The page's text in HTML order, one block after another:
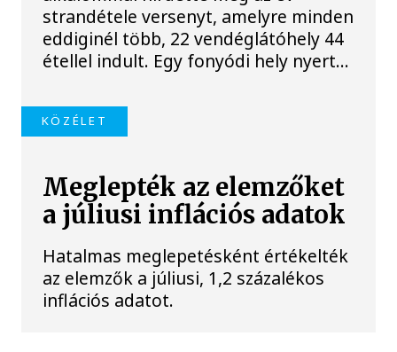
strandétele versenyt, amelyre minden
eddiginél több, 22 vendéglátóhely 44
étellel indult. Egy fonyódi hely nyert...
KÖZÉLET
Meglepték az elemzőket
a júliusi inflációs adatok
Hatalmas meglepetésként értékelték
az elemzők a júliusi, 1,2 százalékos
inflációs adatot.